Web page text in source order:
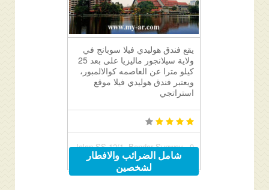
يقع فندق هوليدي فيلا سوبانج في
ولاية سيلانجور ماليزيا على بعد 25
كيلو مترا عن العاصمه كوالالمبور،
ويعتبر فندق هوليدي فيلا موقع
استراتجي
9, Jalan SS 12/1, Bandar Sunway,
Kuala Lumpur, Malaysia 47500
شامل الضرائب والافطار
لشخصين